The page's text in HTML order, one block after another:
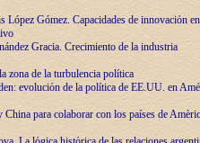
López Gómez. Capacidades de innovaciόn en
Gracia. Crecimiento de la industria
zona de la turbulencia política
evoluciόn de la política de EE.UU. en
para colaborar con los países de